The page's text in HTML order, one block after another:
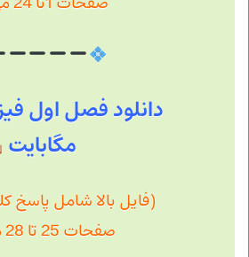
مگابایت
(فایل بالا شامل
صفحات 25 تا 28 می باشد)